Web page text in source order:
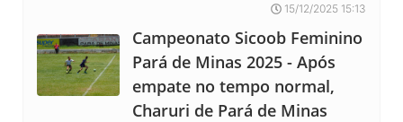
15/12/2025 15:13
Campeonato Sicoob Feminino
Pará de Minas 2025 - Após
empate no tempo normal,
Charuri de Pará de Minas